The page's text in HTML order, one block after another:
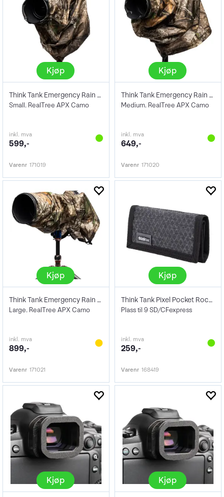
Kjøp
Think Tank Emergency Rain Cover Small
Small. RealTree APX Camo
inkl. mva
599,-
Varenr 171019
Kjøp
Think Tank Emergency Rain Cover Medium
Medium. RealTree APX Camo
inkl. mva
649,-
Varenr 171020
Kjøp
Think Tank Emergency Rain Cover Large
Large. RealTree APX Camo
inkl. mva
899,-
Varenr 171021
Kjøp
Think Tank Pixel Pocket Rocket Black
Plass til 9 SD/CFexpress
inkl. mva
259,-
Varenr 168419
Kjøp Kjøp